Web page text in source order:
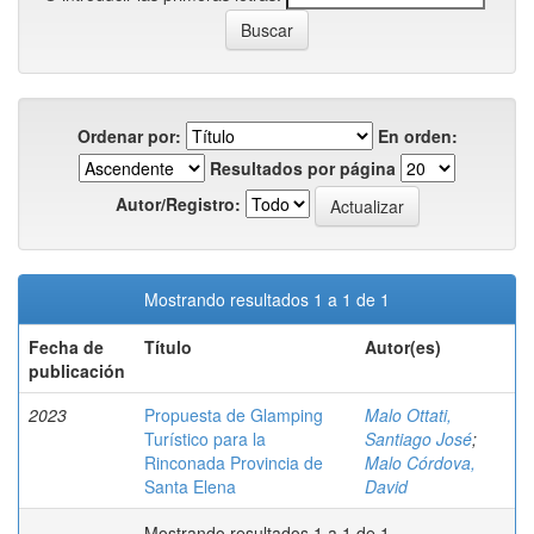
Ordenar por:
En orden:
Resultados por página
Autor/Registro:
Mostrando resultados 1 a 1 de 1
Fecha de
publicación
Título Autor(es)
2023
Propuesta de Glamping
Turístico para la
Rinconada Provincia de
Santa Elena
Malo Ottati,
Santiago José;
Malo Córdova,
David